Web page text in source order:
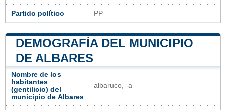
Partido político PP
DEMOGRAFÍA DEL MUNICIPIO
DE ALBARES
Nombre de los
habitantes
(gentilicio) del
municipio de Albares
albaruco, -a